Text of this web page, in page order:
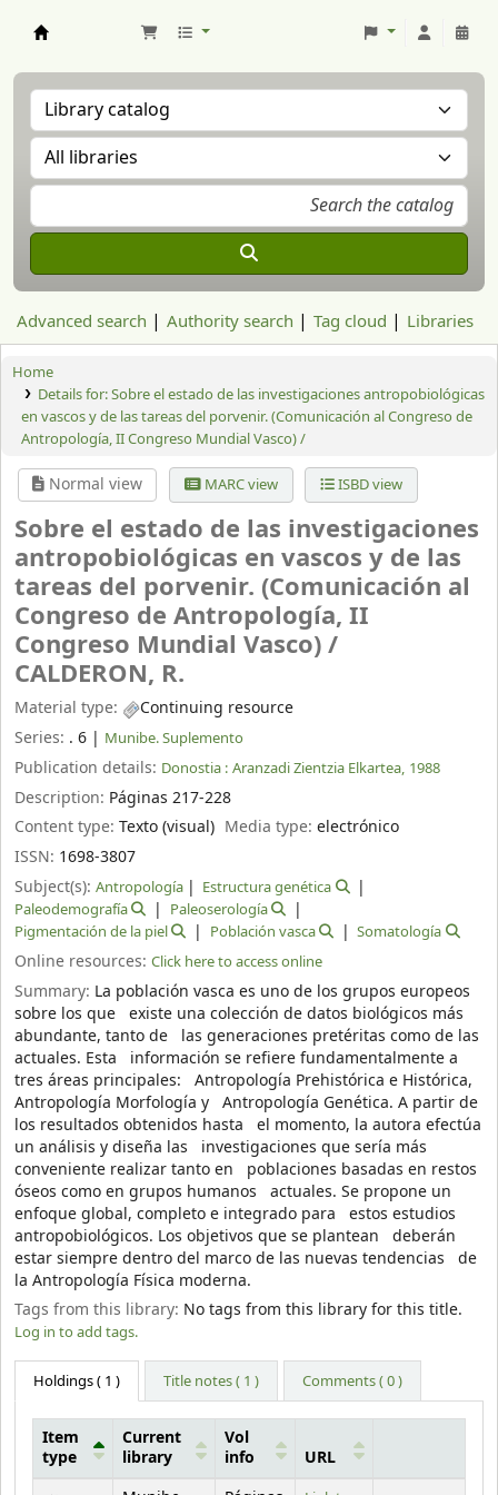
Advanced search Authority search Tag cloud Libraries
Home
Details for:Sobre el estado de las investigaciones antropobiológicas
en vascos y de las tareas del porvenir. (Comunicación al Congreso de
Antropología, II Congreso Mundial Vasco) /
Normal view MARC view ISBD view
Sobre el estado de las investigaciones
antropobiológicas en vascos y de las
tareas del porvenir. (Comunicación al
Congreso de Antropología, II
Congreso Mundial Vasco) /
CALDERON, R.
Material type:
Continuing resource
Series: . 6 | Munibe. Suplemento
Publication details: Donostia : Aranzadi Zientzia Elkartea, 1988
Description: Páginas 217-228
Content type: Texto (visual) Media type:electrónico
ISSN: 1698-3807
Subject(s): Antropología
Estructura genética
Paleodemografía
Paleoserología
Pigmentación de la piel
Población vasca Somatología
Online resources: Click here to access online
Summary: La población vasca es uno de los grupos europeos
sobre los que existe una colección de datos biológicos más
abundante, tanto de las generaciones pretéritas como de las
actuales. Esta información se refiere fundamentalmente a
tres áreas principales: Antropología Prehistórica e Histórica,
Antropología Morfología y Antropología Genética. A partir de
los resultados obtenidos hasta el momento, la autora efectúa
un análisis y diseña las investigaciones que sería más
conveniente realizar tanto en poblaciones basadas en restos
óseos como en grupos humanos actuales. Se propone un
enfoque global, completo e integrado para estos estudios
antropobiológicos. Los objetivos que se plantean deberán
estar siempre dentro del marco de las nuevas tendencias de
la Antropología Física moderna.
Tags from this library: No tags from this library for this title.
Log in to add tags.
Holdings( 1 ) Title notes ( 1 ) Comments ( 0 )
Item
type
Current
library
Vol
info
URL